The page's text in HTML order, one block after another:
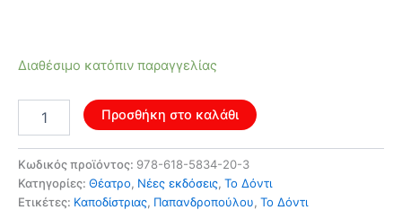
Διαθέσιμο κατόπιν παραγγελίας
Καποδίστριας,
και
μοναξιά
ποσότητα
Προσθήκη στο καλάθι
Κωδικός προϊόντος: 978-618-5834-20-3
Κατηγορίες: Θέατρο, Νέες εκδόσεις, Το Δόντι
Ετικέτες: Καποδίστριας, Παπανδροπούλου, Το Δόντι